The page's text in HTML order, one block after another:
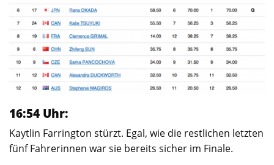
16:54 Uhr:
Kaytlin Farrington stürzt. Egal, wie die restlichen letzten
fünf Fahrerinnen war sie bereits sicher im Finale.